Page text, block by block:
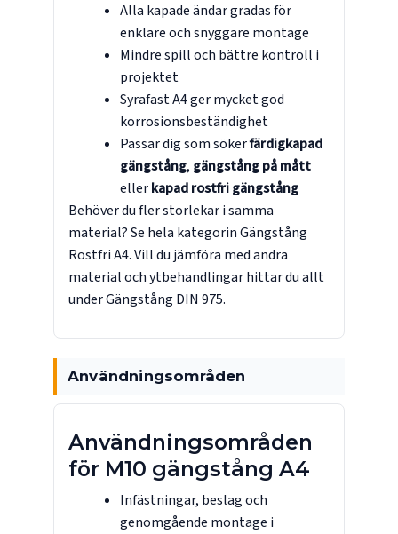
Alla kapade ändar gradas för
enklare och snyggare montage
Mindre spill och bättre kontroll i
projektet
Syrafast A4 ger mycket god
korrosionsbeständighet
Passar dig som sökerfärdigkapad
gängstång, gängstång på mått
ellerkapad rostfri gängstång
Behöver du fler storlekar i samma
material? Se hela kategorinGängstång
Rostfri A4. Vill du jämföra med andra
material och ytbehandlingar hittar du allt
underGängstång DIN 975.
Användningsområden
Användningsområden
för M10 gängstång A4
Infästningar, beslag och
genomgående montage i